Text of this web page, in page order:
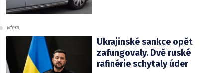
včera
Ukrajinské sankce opět
zafungovaly. Dvě ruské
rafinérie schytaly úder